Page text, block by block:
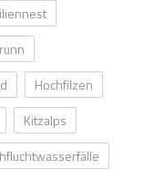
Hochfilzen
Kitzalps